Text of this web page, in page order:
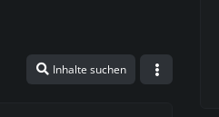
Inhalte suchen